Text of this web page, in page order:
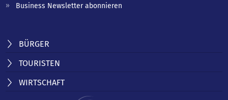
Business Newsletter abonnieren
BÜRGER
TOURISTEN
WIRTSCHAFT